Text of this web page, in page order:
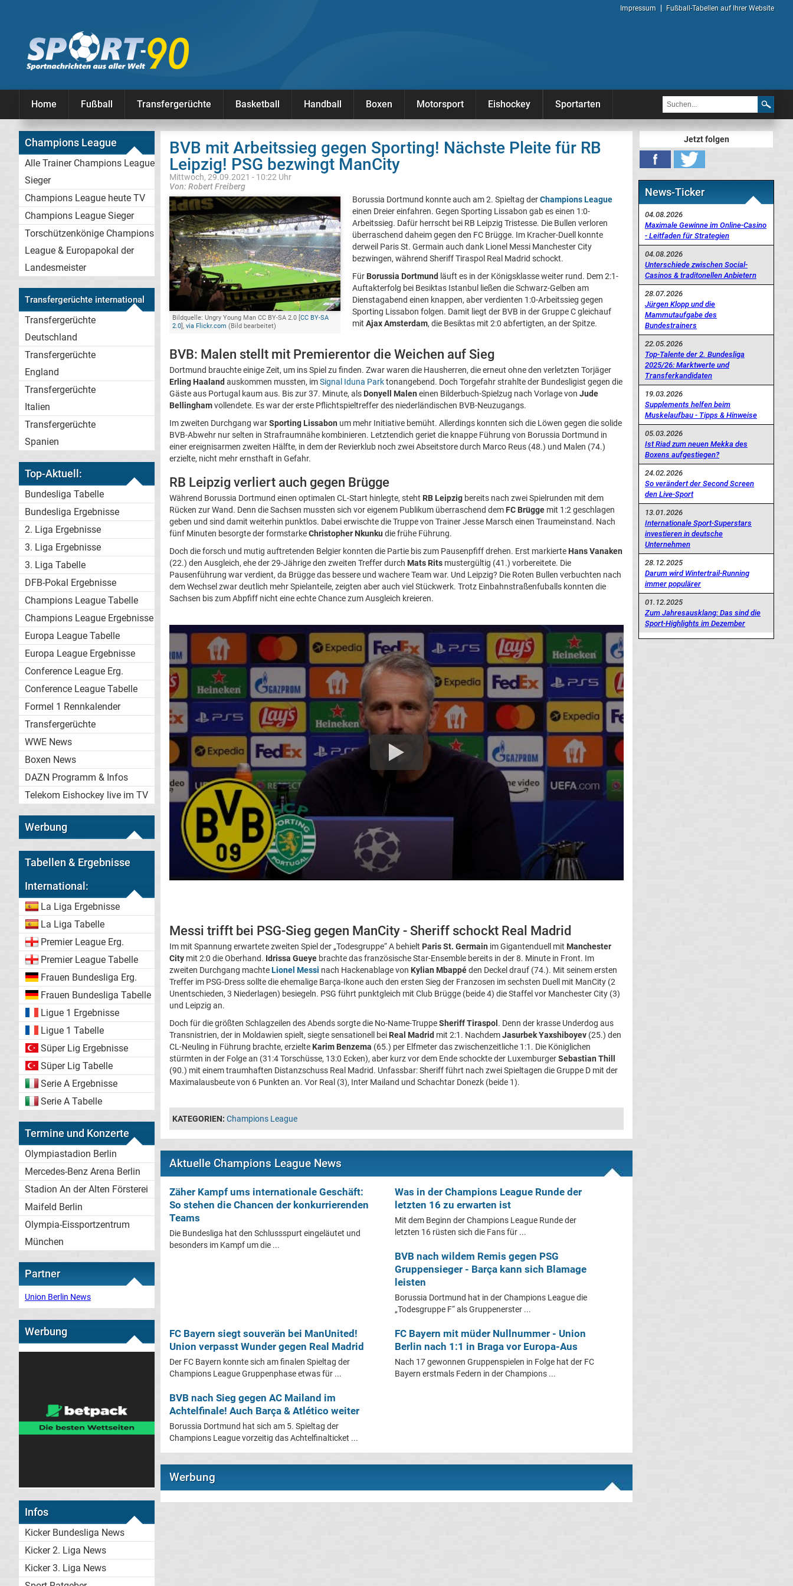
Impressum Fußball-Tabellen auf Ihrer Website
Home Fußball Transfergerüchte Basketball Handball Boxen Motorsport Eishockey Sportarten
Champions League
Alle Trainer Champions League
Sieger
Champions League heute TV
Champions League Sieger
Torschützenkönige Champions
League & Europapokal der
Landesmeister
Transfergerüchte international
Transfergerüchte
Deutschland
Transfergerüchte
England
Transfergerüchte
Italien
Transfergerüchte
Spanien
Top-Aktuell:
Bundesliga Tabelle
Bundesliga Ergebnisse
2. Liga Ergebnisse
3. Liga Ergebnisse
3. Liga Tabelle
DFB-Pokal Ergebnisse
Champions League Tabelle
Champions League Ergebnisse
Europa League Tabelle
Europa League Ergebnisse
Conference League Erg.
Conference League Tabelle
Formel 1 Rennkalender
Transfergerüchte
WWE News
Boxen News
DAZN Programm & Infos
Telekom Eishockey live im TV
Werbung
Tabellen & Ergebnisse
International:
La Liga Ergebnisse
La Liga Tabelle
Premier League Erg.
Premier League Tabelle
Frauen Bundesliga Erg.
Frauen Bundesliga Tabelle
Ligue 1 Ergebnisse
Ligue 1 Tabelle
Süper Lig Ergebnisse
Süper Lig Tabelle
Serie A Ergebnisse
Serie A Tabelle
Termine und Konzerte
Olympiastadion Berlin
Mercedes-Benz Arena Berlin
Stadion An der Alten Försterei
Maifeld Berlin
Olympia-Eissportzentrum
München
Partner
Union Berlin News
Werbung
Infos
Kicker Bundesliga News
Kicker 2. Liga News
Kicker 3. Liga News
BVB mit Arbeitssieg gegen Sporting! Nächste Pleite für RB
Leipzig! PSG bezwingt ManCity
Mittwoch, 29.09.2021 - 10:22 Uhr
Von: Robert Freiberg
Bildquelle: Ungry Young Man CC BY-SA 2.0 [CC BY-SA
2.0], via Flickr.com (Bild bearbeitet)
Borussia Dortmund konnte auch am 2. Spieltag derChampions League
einen Dreier einfahren. Gegen Sporting Lissabon gab es einen 1:0-
Arbeitssieg. Dafür herrscht bei RB Leipzig Tristesse. Die Bullen verloren
überraschend daheim gegen den FC Brügge. Im Kracher-Duell konnte
derweil Paris St. Germain auch dank Lionel Messi Manchester City
bezwingen, während Sheriff Tiraspol Real Madrid schockt.
Für Borussia Dortmund läuft es in der Königsklasse weiter rund. Dem 2:1-
Auftakterfolg bei Besiktas Istanbul ließen die Schwarz-Gelben am
Dienstagabend einen knappen, aber verdienten 1:0-Arbeitssieg gegen
Sporting Lissabon folgen. Damit liegt der BVB in der Gruppe C gleichauf
mit Ajax Amsterdam, die Besiktas mit 2:0 abfertigten, an der Spitze.
BVB: Malen stellt mit Premierentor die Weichen auf Sieg
Dortmund brauchte einige Zeit, um ins Spiel zu finden. Zwar waren die Hausherren, die erneut ohne den verletzten Torjäger
Erling Haaland auskommen mussten, imSignal Iduna Parktonangebend. Doch Torgefahr strahlte der Bundesligist gegen die
Gäste aus Portugal kaum aus. Bis zur 37. Minute, als Donyell Malen einen Bilderbuch-Spielzug nach Vorlage von Jude
Bellinghamvollendete. Es war der erste Pflichtspieltreffer des niederländischen BVB-Neuzugangs.
Im zweiten Durchgang warSporting Lissabon um mehr Initiative bemüht. Allerdings konnten sich die Löwen gegen die solide
BVB-Abwehr nur selten in Strafraumnähe kombinieren. Letztendich geriet die knappe Führung von Borussia Dortmund in
einer ereignisarmen zweiten Hälfte, in dem der Revierklub noch zwei Abseitstore durch Marco Reus (48.) und Malen (74.)
erzielte, nicht mehr ernsthaft in Gefahr.
RB Leipzig verliert auch gegen Brügge
Während Borussia Dortmund einen optimalen CL-Start hinlegte, steht RB Leipzig bereits nach zwei Spielrunden mit dem
Rücken zur Wand. Denn die Sachsen mussten sich vor eigenem Publikum überraschend dem FC Brügge mit 1:2 geschlagen
geben und sind damit weiterhin punktlos. Dabei erwischte die Truppe von Trainer Jesse Marsch einen Traumeinstand. Nach
fünf Minuten besorgte der formstarkeChristopher Nkunku die frühe Führung.
Doch die forsch und mutig auftretenden Belgier konnten die Partie bis zum Pausenpfiff drehen. Erst markierte Hans Vanaken
(22.) den Ausgleich, ehe der 29-Jährige den zweiten Treffer durch Mats Rits mustergültig (41.) vorbereitete. Die
Pausenführung war verdient, da Brügge das bessere und wachere Team war. Und Leipzig? Die Roten Bullen verbuchten nach
dem Wechsel zwar deutlich mehr Spielanteile, zeigten aber auch viel Stückwerk. Trotz Einbahnstraßenfuballs konnten die
Sachsen bis zum Abpfiff nicht eine echte Chance zum Ausgleich kreieren.
Messi trifft bei PSG-Sieg gegen ManCity - Sheriff schockt Real Madrid
Im mit Spannung erwartete zweiten Spiel der „Todesgruppe“ A behielt Paris St. Germain im Gigantenduell mit Manchester
City mit 2:0 die Oberhand. Idrissa Gueye brachte das französische Star-Ensemble bereits in der 8. Minute in Front. Im
zweiten Durchgang machteLionel Messi nach Hackenablage von Kylian Mbappéden Deckel drauf (74.). Mit seinem ersten
Treffer im PSG-Dress sollte die ehemalige Barça-Ikone auch den ersten Sieg der Franzosen im sechsten Duell mit ManCity (2
Unentschieden, 3 Niederlagen) besiegeln. PSG führt punktgleich mit Club Brügge (beide 4) die Staffel vor Manchester City (3)
und Leipzig an.
Doch für die größten Schlagzeilen des Abends sorgte die No-Name-TruppeSheriff Tiraspol . Denn der krasse Underdog aus
Transnistrien, der in Moldawien spielt, siegte sensationell bei Real Madrid mit 2:1. NachdemJasurbek Yaxshiboyev (25.) den
CL-Neuling in Führung brachte, erzielte Karim Benzema (65.) per Elfmeter das zwischenzeitliche 1:1. Die Königlichen
stürmten in der Folge an (31:4 Torschüsse, 13:0 Ecken), aber kurz vor dem Ende schockte der LuxemburgerSebastian Thill
(90.) mit einem traumhaften Distanzschuss Real Madrid. Unfassbar: Sheriff führt nach zwei Spieltagen die Gruppe D mit der
Maximalausbeute von 6 Punkten an. Vor Real (3), Inter Mailand und Schachtar Donezk (beide 1).
KATEGORIEN: Champions League
Aktuelle Champions League News
Zäher Kampf ums internationale Geschäft:
So stehen die Chancen der konkurrierenden
Teams
Die Bundesliga hat den Schlussspurt eingeläutet und
besonders im Kampf um die ...
Was in der Champions League Runde der
letzten 16 zu erwarten ist
Mit dem Beginn der Champions League Runde der
letzten 16 rüsten sich die Fans für ...
BVB nach wildem Remis gegen PSG
Gruppensieger - Barça kann sich Blamage
leisten
Borussia Dortmund hat in der Champions League die
„Todesgruppe F“ als Gruppenerster ...
FC Bayern siegt souverän bei ManUnited!
Union verpasst Wunder gegen Real Madrid
Der FC Bayern konnte sich am finalen Spieltag der
Champions League Gruppenphase etwas für ...
FC Bayern mit müder Nullnummer - Union
Berlin nach 1:1 in Braga vor Europa-Aus
Nach 17 gewonnen Gruppenspielen in Folge hat der FC
Bayern erstmals Federn in der Champions ...
BVB nach Sieg gegen AC Mailand im
Achtelfinale! Auch Barça & Atlético weiter
Borussia Dortmund hat sich am 5. Spieltag der
Champions League vorzeitig das Achtelfinalticket ...
Werbung
Jetzt folgen
News-Ticker
04.08.2026
Maximale Gewinne im Online-Casino
- Leitfaden für Strategien
04.08.2026
Unterschiede zwischen Social-
Casinos & traditonellen Anbietern
28.07.2026
Jürgen Klopp und die
Mammutaufgabe des
Bundestrainers
22.05.2026
Top-Talente der 2. Bundesliga
2025/26: Marktwerte und
Transferkandidaten
19.03.2026
Supplements helfen beim
Muskelaufbau - Tipps & Hinweise
05.03.2026
Ist Riad zum neuen Mekka des
Boxens aufgestiegen?
24.02.2026
So verändert der Second Screen
den Live-Sport
13.01.2026
Internationale Sport-Superstars
investieren in deutsche
Unternehmen
28.12.2025
Darum wird Wintertrail-Running
immer populärer
01.12.2025
Zum Jahresausklang: Das sind die
Sport-Highlights im Dezember